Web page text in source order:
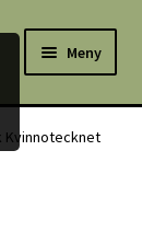
Meny
Kvinnotecknet